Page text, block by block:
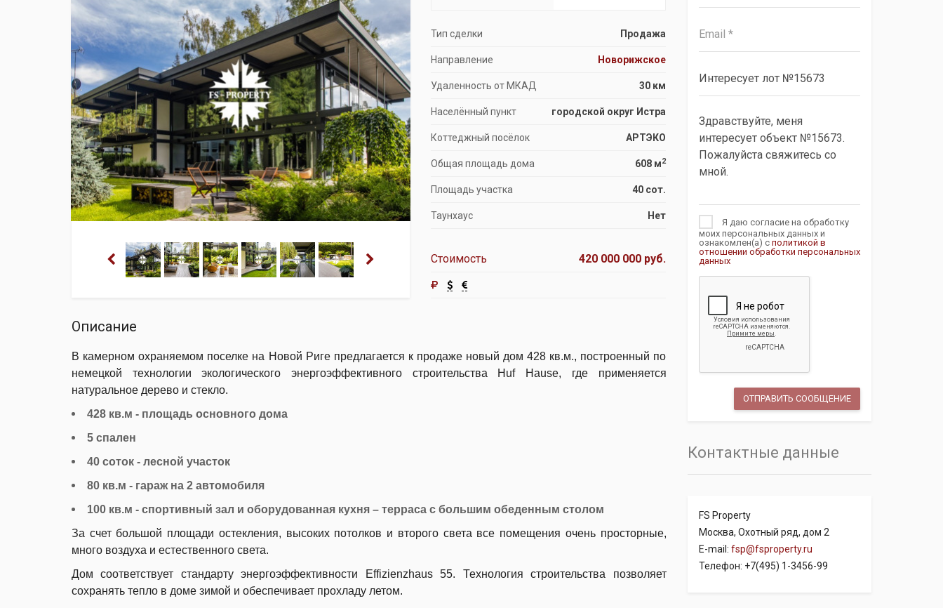
Продажа особняков
Помещения свободного назначения
Тип сделки Продажа
Направление Новорижское
Удаленность от МКАД 30 км
Населённый пункт городской округ Истра
Коттеджный посёлок АРТЭКО
Общая площадь дома 608 м2
Площадь участка 40 сот.
Таунхаус Нет
Стоимость 420 000 000 руб.
Описание
В камерном охраняемом поселке на Новой Риге предлагается к продаже новый дом 428 кв.м., построенный по
немецкой технологии экологического энергоэффективного строительства Huf Hause, где применяется
натуральное дерево и стекло.
428 кв.м - площадь основного дома
5 спален
40 соток - лесной участок
80 кв.м - гараж на 2 автомобиля
100 кв.м - спортивный зал и оборудованная кухня – терраса с большим обеденным столом
За счет большой площади остекления, высоких потолков и второго света все помещения очень просторные,
много воздуха и естественного света.
Дом соответствует стандарту энергоэффективности Effizienzhaus 55. Технология строительства позволяет
сохранять тепло в доме зимой и обеспечивает прохладу летом.
Я даю согласие на обработку
моих персональных данных и
ознакомлен(а) с политикой в
отношении обработки персональных
данных
Контактные данные
FS Property
Москва, Охотный ряд, дом 2
E-mail: fsp@fsproperty.ru
Телефон: +7(495) 1-3456-99